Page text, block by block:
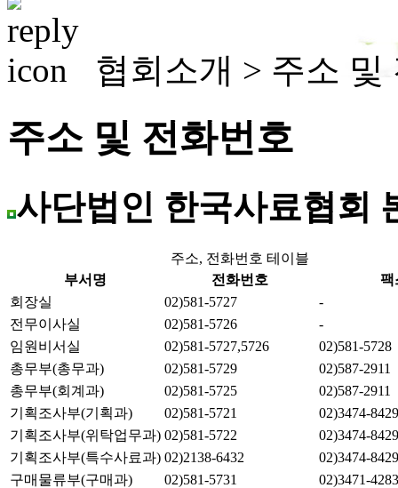
협회소개 > 주소 및
주소 및 전화번호
사단법인 한국사료협회
주소, 전화번호 테이블
부서명
전화번호
팩
회장실
02)581-5727
-
전무이사실
02)581-5726
-
임원비서실
02)581-5727,5726
02)581-5728
총무부(총무과)
02)581-5729
02)587-2911
총무부(회계과)
02)581-5725
02)587-2911
기획조사부(기획과)
02)581-5721
02)3474-8429
기획조사부(위탁업무과) 02)581-5722
02)3474-8429
기획조사부(특수사료과) 02)2138-6432
02)3474-8429
구매물류부(구매과)
02)581-5731
02)3471-4283